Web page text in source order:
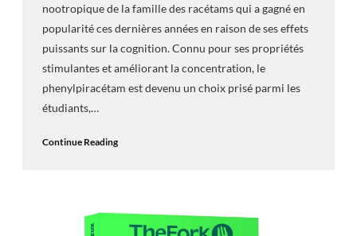
nootropique de la famille des racétams qui a gagné en
popularité ces dernières années en raison de ses effets
puissants sur la cognition. Connu pour ses propriétés
stimulantes et améliorant la concentration, le
phenylpiracétam est devenu un choix prisé parmi les
étudiants,…
Continue Reading